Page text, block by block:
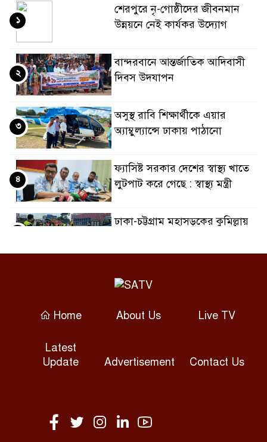
শেরপুরে নৃ-গোষ্ঠীদের জীবনমান
উন্নয়নে নেই কার্যকর উদ্যোগ
১
বান্দরবানে আন্তর্জাতিক আদিবাসী
দিবস উদযাপন
২
অসুস্থ রাবি শিক্ষার্থীকে এয়ার
অ্যাম্বুল্যান্সে ঢাকায় পাঠানো
৩
ফ্যাসিষ্ট সরকার দেশের স্বাস্থ্য খাতে
লুটপাট করে গেছে : স্বাস্থ্য মন্ত্রী
৪
ঢাকা-চট্টগ্রাম মহাসড়কের কুমিল্লায়
প্রদান, এআই কর্মশালা ও এআই
Home About Us Live TV
Latest
Update
Advertisement Contact Us